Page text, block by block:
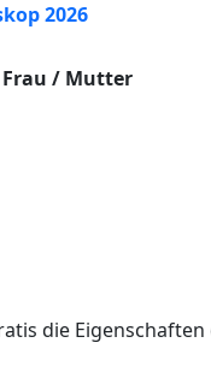
2026
Frau / Mutter
die